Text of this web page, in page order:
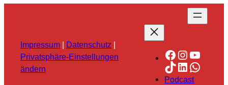
Impressum Datenschutz
Privatsphäre-Einstellungen
ändern
Facebook
TikTok
LinkedIn
Podcast